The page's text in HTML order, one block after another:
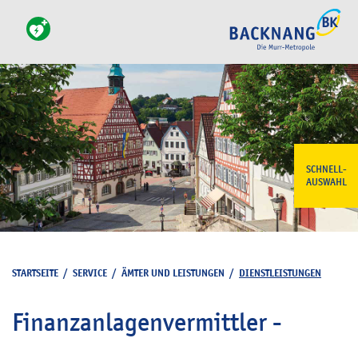
SCHNELL-
AUSWAHL
STARTSEITE / SERVICE / ÄMTER UND LEISTUNGEN / DIENSTLEISTUNGEN
Finanzanlagenvermittler -